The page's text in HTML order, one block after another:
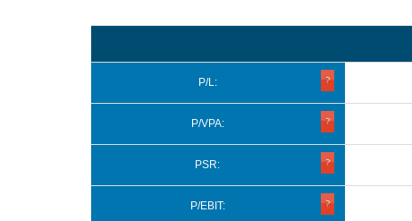
P/L:
P/VPA:
PSR:
P/EBIT: